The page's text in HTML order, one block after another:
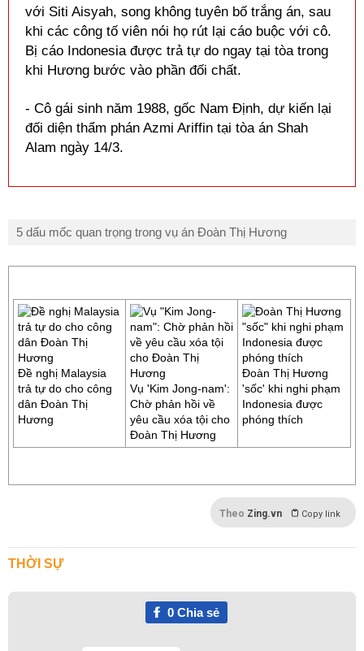
với Siti Aisyah, song không tuyên bố trắng án, sau
khi các công tố viên nói họ rút lại cáo buộc với cô.
Bị cáo Indonesia được trả tự do ngay tại tòa trong
khi Hương bước vào phần đối chất.
- Cô gái sinh năm 1988, gốc Nam Định, dự kiến lại
đối diện thẩm phán Azmi Ariffin tại tòa án Shah
Alam ngày 14/3.
5 dấu mốc quan trọng trong vụ án Đoàn Thị Hương
Đề nghị Malaysia
trả tự do cho công
dân Đoàn Thị
Hương
Vụ 'Kim Jong-nam':
Chờ phản hồi về
yêu cầu xóa tội cho
Đoàn Thị Hương
Đoàn Thị Hương
'sốc' khi nghi phạm
Indonesia được
phóng thích
Theo Zing.vn Copy link
THỜI SỰ
0Chia sẻ